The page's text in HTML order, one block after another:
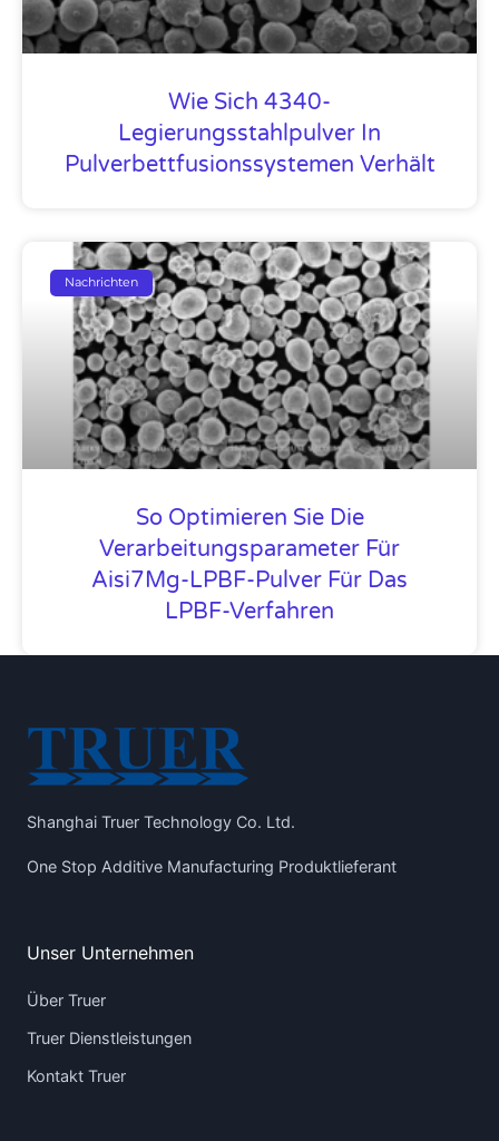
Wie Sich 4340-
Legierungsstahlpulver In
Pulverbettfusionssystemen Verhält
Nachrichten
So Optimieren Sie Die
Verarbeitungsparameter Für
Aisi7Mg-LPBF-Pulver Für Das
LPBF-Verfahren
Shanghai Truer Technology Co. Ltd.
One Stop Additive Manufacturing Produktlieferant
Unser Unternehmen
Über Truer
Truer Dienstleistungen
Kontakt Truer